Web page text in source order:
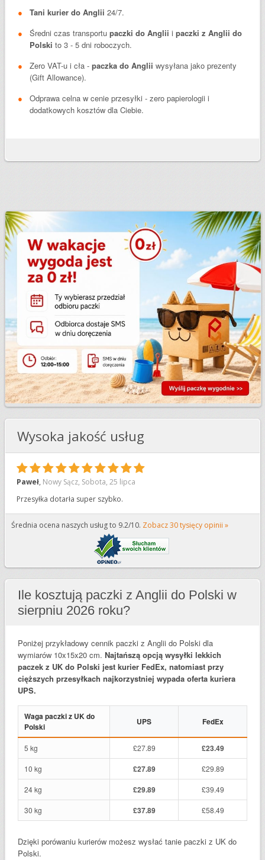
Tani kurier do Anglii 24/7.
Średni czas transportu paczki do Anglii i paczki z Anglii do
Polski to 3 - 5 dni roboczych.
Zero VAT-u i cła - paczka do Anglii wysyłana jako prezenty
(Gift Allowance).
Odprawa celna w cenie przesyłki - zero papierologii i
dodatkowych kosztów dla Ciebie.
Wysoka jakość usług
10
Paweł, Nowy Sącz, Sobota, 25 lipca
Przesyłka dotarła super szybko.
Średnia ocena naszych usług to 9.2/10. Zobacz 30 tysięcy opinii »
Ile kosztują paczki z Anglii do Polski w
sierpniu 2026 roku?
Poniżej przykładowy cennik paczki z Anglii do Polski dla
wymiarów 10x15x20 cm. Najtańszą opcją wysyłki lekkich
paczek z UK do Polski jest kurier FedEx, natomiast przy
cięższych przesyłkach najkorzystniej wypada oferta kuriera
UPS.
Waga paczki z UK do
Polski
UPS FedEx
5 kg £27.89 £23.49
10 kg £27.89 £29.89
24 kg £29.89 £39.49
30 kg £37.89 £58.49
Dzięki porówaniu kurierów możesz wysłać tanie paczki z UK do
Polski.